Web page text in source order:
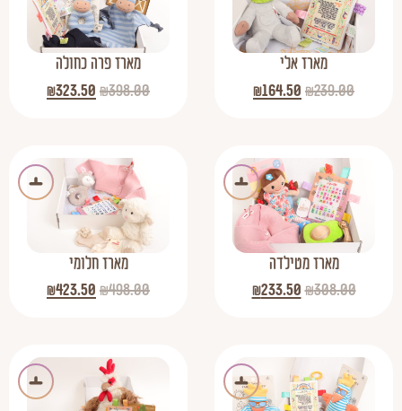
₪239.00
₪164.50
מארז אלי
₪398.00
₪323.50
מארז פרה כחולה
₪308.00
₪233.50
מארז מטילדה
₪498.00
₪423.50
מארז חלומי